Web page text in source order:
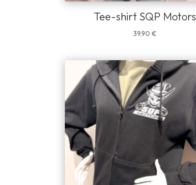
Tee-shirt SQP Motors
39,90€